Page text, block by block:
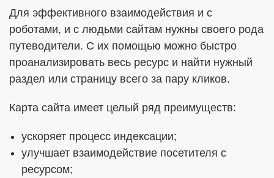
Для эффективного взаимодействия и с
роботами, и с людьми сайтам нужны своего рода
путеводители. С их помощью можно быстро
проанализировать весь ресурс и найти нужный
раздел или страницу всего за пару кликов.
Карта сайта имеет целый ряд преимуществ:
ускоряет процесс индексации;
улучшает взаимодействие посетителя с
ресурсом;